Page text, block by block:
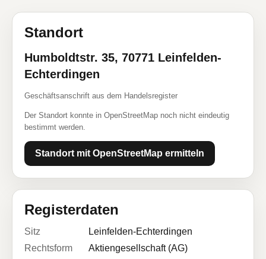
Standort
Humboldtstr. 35, 70771 Leinfelden-
Echterdingen
Geschäftsanschrift aus dem Handelsregister
Der Standort konnte in OpenStreetMap noch nicht eindeutig
bestimmt werden.
Standort mit OpenStreetMap ermitteln
Registerdaten
Sitz
Leinfelden-Echterdingen
Rechtsform
Aktiengesellschaft (AG)